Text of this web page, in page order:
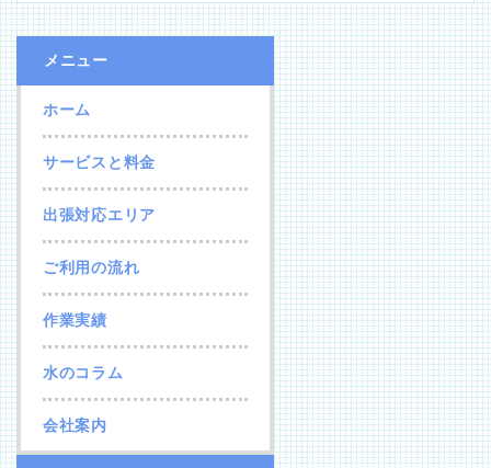
メニュー
ホーム
サービスと料金
出張対応エリア
ご利用の流れ
作業実績
水のコラム
会社案内